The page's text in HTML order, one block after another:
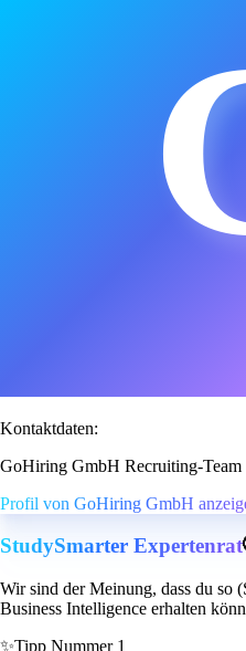
Kontaktdaten:
GoHiring GmbH Recruiting-Team
Profil von GoHiring GmbH
StudySmarter Expertenrat
Wir sind der Meinung, dass du so
Business Intelligence erhalten
✨Tipp Nummer 1